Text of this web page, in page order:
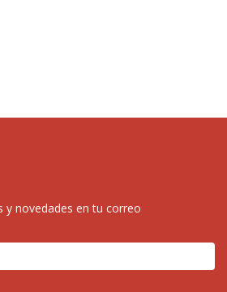
y novedades en tu correo